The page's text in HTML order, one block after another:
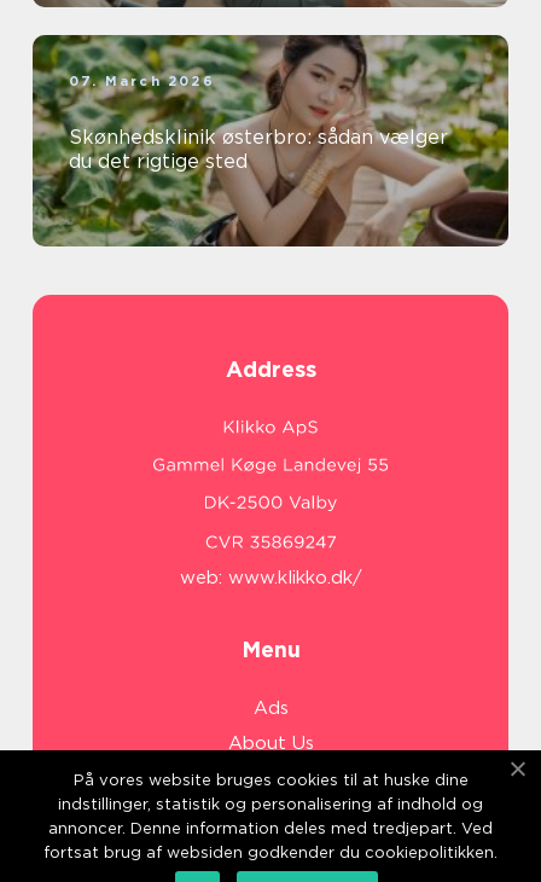
07. March 2026
Skønhedsklinik østerbro: sådan vælger
du det rigtige sted
Address
web: www.klikko.dk/
Menu
Ads
About Us
Cookies
Contact
Sitemap
På vores website bruges cookies til at huske dine
indstillinger, statistik og personalisering af indhold og
annoncer. Denne information deles med tredjepart. Ved
fortsat brug af websiden godkender du cookiepolitikken.